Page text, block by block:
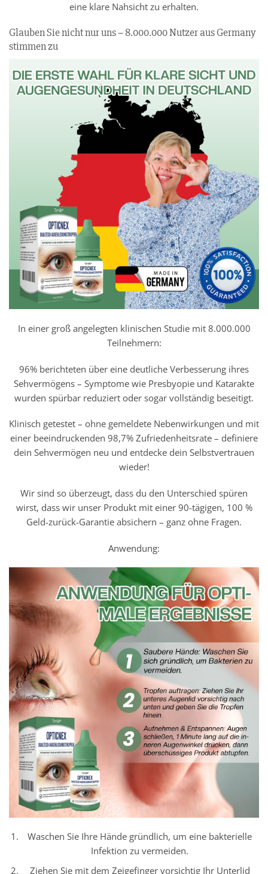
eine klare Nahsicht zu erhalten.
Glauben Sie nicht nur uns – 8.000.000 Nutzer aus Germany
stimmen zu
In einer groß angelegten klinischen Studie mit 8.000.000
Teilnehmern:
96% berichteten über eine deutliche Verbesserung ihres
Sehvermögens – Symptome wie Presbyopie und Katarakte
wurden spürbar reduziert oder sogar vollständig beseitigt.
Klinisch getestet – ohne gemeldete Nebenwirkungen und mit
einer beeindruckenden 98,7% Zufriedenheitsrate – definiere
dein Sehvermögen neu und entdecke dein Selbstvertrauen
wieder!
Wir sind so überzeugt, dass du den Unterschied spüren
wirst, dass wir unser Produkt mit einer 90-tägigen, 100 %
Geld-zurück-Garantie absichern – ganz ohne Fragen.
Anwendung:
Waschen Sie Ihre Hände gründlich, um eine bakterielle
Infektion zu vermeiden.
Ziehen Sie mit dem Zeigefinger vorsichtig Ihr Unterlid